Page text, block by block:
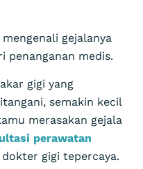
gejalanya
penanganan medis.
gigi yang
semakin kecil
merasakan gejala
perawatan
gigi tepercaya.